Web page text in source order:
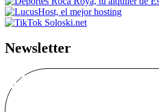
Newsletter
Alta Boletín